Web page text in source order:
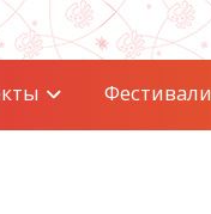
Фестивали